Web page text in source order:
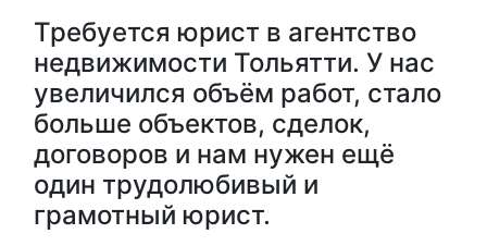
Требуется юрист в агентство
недвижимости Тольятти. У нас
увеличился объём работ, стало
больше объектов, сделок,
договоров и нам нужен ещё
один трудолюбивый и
грамотный юрист.